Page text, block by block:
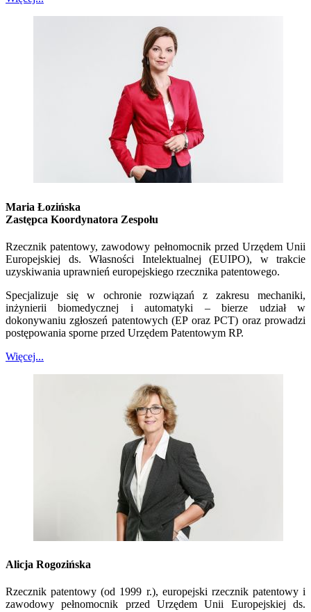
Maria Łozińska
Zastępca Koordynatora Zespołu
Rzecznik patentowy, zawodowy pełnomocnik przed Urzędem Unii
Europejskiej ds. Własności Intelektualnej (EUIPO), w trakcie
uzyskiwania uprawnień europejskiego rzecznika patentowego.
Specjalizuje się w ochronie rozwiązań z zakresu mechaniki,
inżynierii biomedycznej i automatyki – bierze udział w
dokonywaniu zgłoszeń patentowych (EP oraz PCT) oraz prowadzi
postępowania sporne przed Urzędem Patentowym RP.
Więcej...
Alicja Rogozińska
Rzecznik patentowy (od 1999 r.), europejski rzecznik patentowy i
zawodowy pełnomocnik przed Urzędem Unii Europejskiej ds.